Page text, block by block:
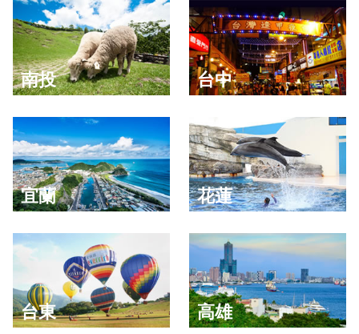
南投 台中
宜蘭 花蓮
台東 高雄